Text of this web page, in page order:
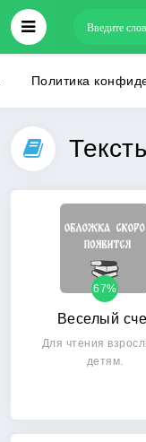
Политика
Веселый
67%
Для чтения
детям.